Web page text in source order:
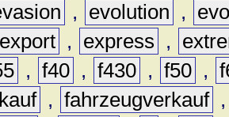
, evolution ,
export , express ,
, f40 , f430 , f50 ,
, fahrzeugverkauf